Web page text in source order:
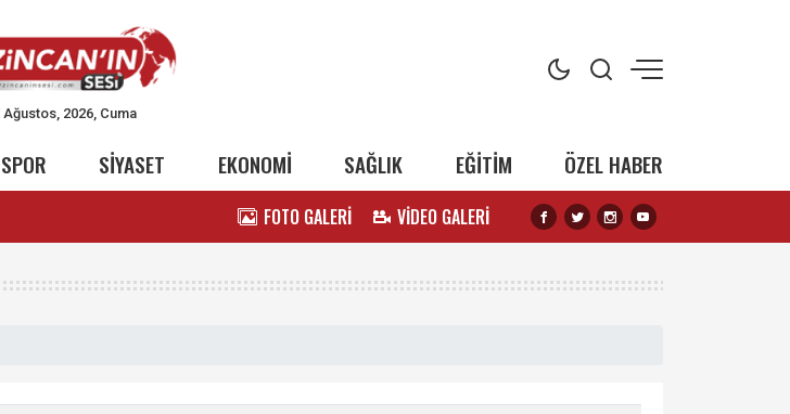
Ağustos, 2026, Cuma
SPOR SİYASET EKONOMİ SAĞLIK EĞİTİM ÖZEL HABER
FOTO GALERİ VİDEO GALERİ